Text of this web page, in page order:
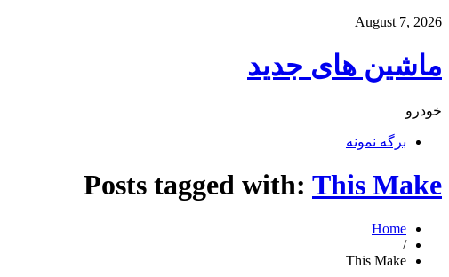
August 7, 2026
ماشین های جدید
خودرو
برگه نمونه
Posts tagged with: This Make
Home
/
This Make